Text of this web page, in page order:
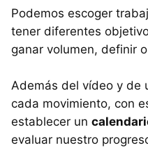
Podemos escoger
tener diferentes
ganar volumen, definir
Además del vídeo y de
cada movimiento, con
establecer un
evaluar nuestro